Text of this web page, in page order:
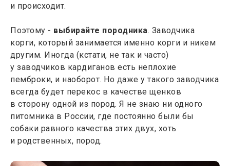
и происходит.
Поэтому - выбирайте породника. Заводчика
корги, который занимается именно корги и никем
другим. Иногда (кстати, не так и часто)
у заводчиков кардиганов есть неплохие
пемброки, и наоборот. Но даже у такого заводчика
всегда будет перекос в качестве щенков
в сторону одной из пород. Я не знаю ни одного
питомника в России, где постоянно были бы
собаки равного качества этих двух, хоть
и родственных, пород.